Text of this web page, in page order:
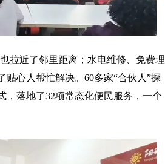
近了邻里距离；水电维修、免费理
心人帮忙解决。60多家“合伙人”探
，落地了32项常态化便民服务，一个